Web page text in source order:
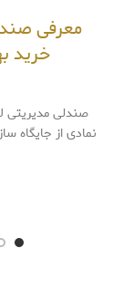
معرفی
خرید
صندلی مدیریتی
نمادی از